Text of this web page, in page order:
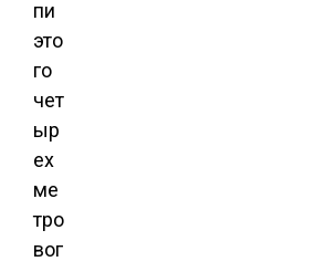
пи
это
го
чет
ыр
ех
ме
тро
вог